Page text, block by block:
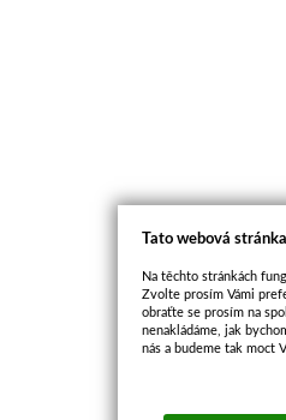
Tato webová
Na těchto stránkách
Zvolte prosím Vámi
obraťte se prosím na
nenakládáme, jak
nás a budeme tak moct